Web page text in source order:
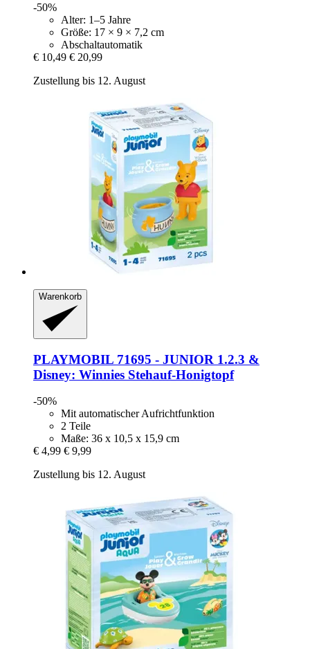
-50%
Alter: 1–5 Jahre
Größe: 17 × 9 × 7,2 cm
Abschaltautomatik
€ 10,49 € 20,99
Zustellung bis 12. August
Warenkorb
PLAYMOBIL 71695 -​ JUNIOR 1.2.3 &
Disney: Winnies Stehauf-​Honigtopf
-50%
Mit automatischer Aufrichtfunktion
2 Teile
Maße: 36 x 10,5 x 15,9 cm
€ 4,99 € 9,99
Zustellung bis 12. August